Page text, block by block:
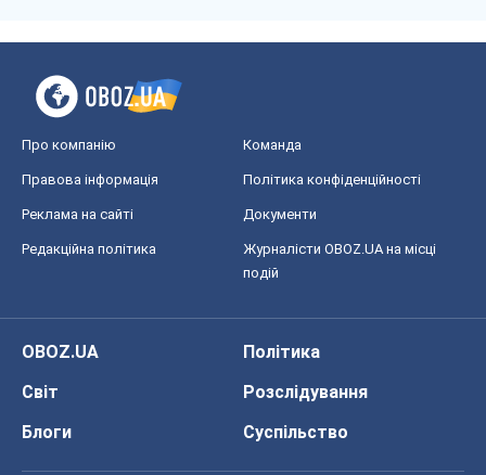
Про компанію Команда
Правова інформація Політика конфіденційності
Реклама на сайті Документи
Редакційна політика
Журналісти OBOZ.UA на місці
подій
OBOZ.UA
Політика
Світ
Розслідування
Блоги
Суспільство